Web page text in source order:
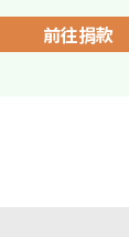
前往捐款